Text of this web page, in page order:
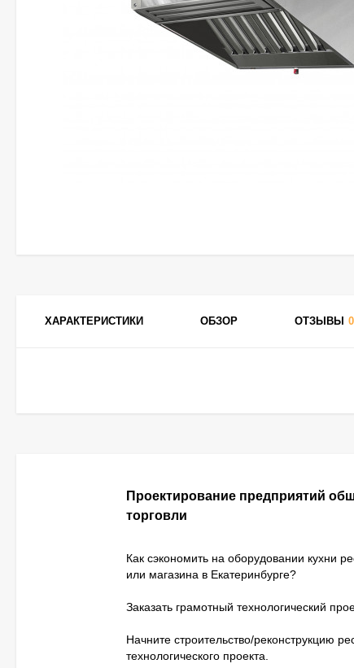
ХАРАКТЕРИСТИКИ ОБЗОР ОТЗЫВЫ 0
Проектирование предприятий
торговли
Как сэкономить на оборудовании кухни
или магазина в Екатеринбурге?
Заказать грамотный технологический
Начните строительство/реконструкцию
технологического проекта.